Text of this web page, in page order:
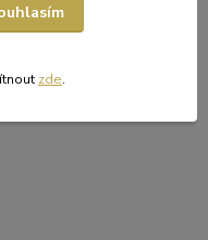
kuchyni, catering i
zde.